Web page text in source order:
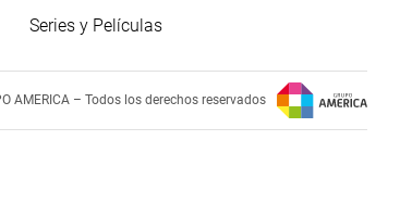
Series y Películas
AMERICA – Todos los derechos reservados